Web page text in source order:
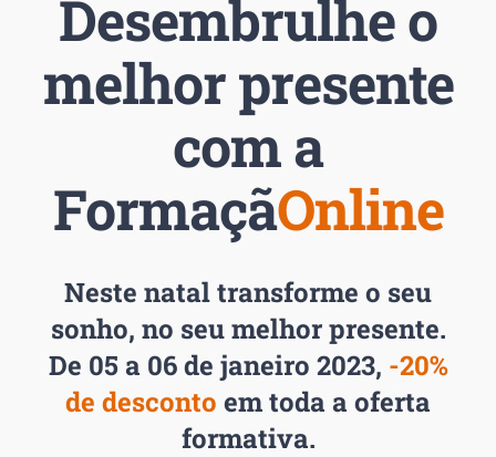
Desembrulhe o
melhor presente
com a
FormaçãOnline
Neste natal transforme o seu
sonho, no seu melhor presente.
De 05 a 06 de janeiro 2023, -20%
de desconto em toda a oferta
formativa.